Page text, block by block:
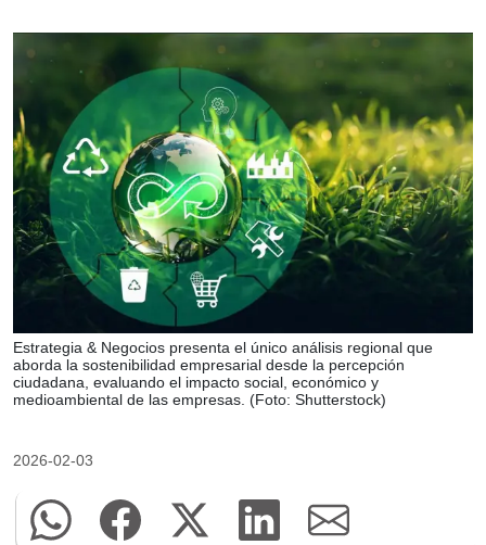
Estrategia & Negocios presenta el único análisis regional que
aborda la sostenibilidad empresarial desde la percepción
ciudadana, evaluando el impacto social, económico y
medioambiental de las empresas. (Foto: Shutterstock)
2026-02-03